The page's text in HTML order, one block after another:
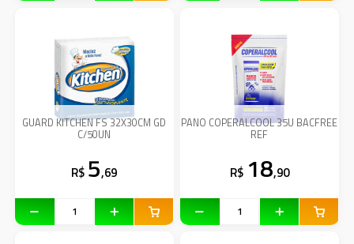
GUARD KITCHEN FS 32X30CM GD
C/50UN
R$ 5,69
PANO COPERALCOOL 35U BACFREE
REF
R$ 18,90